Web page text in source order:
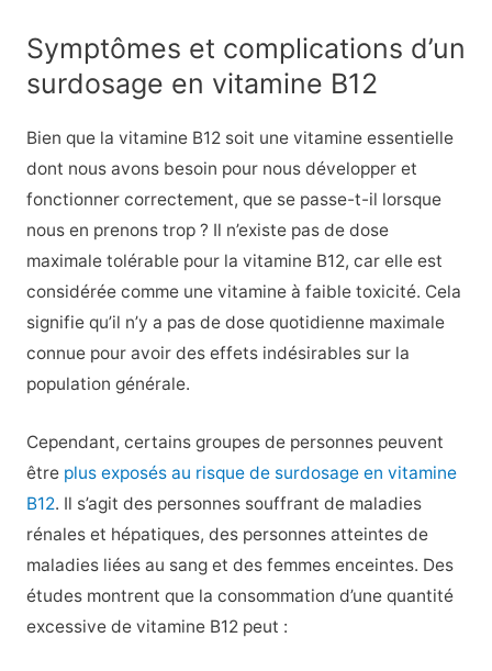
Symptômes et complications d’un
surdosage en vitamine B12
Bien que la vitamine B12 soit une vitamine essentielle
dont nous avons besoin pour nous développer et
fonctionner correctement, que se passe-t-il lorsque
nous en prenons trop ? Il n’existe pas de dose
maximale tolérable pour la vitamine B12, car elle est
considérée comme une vitamine à faible toxicité. Cela
signifie qu’il n’y a pas de dose quotidienne maximale
connue pour avoir des effets indésirables sur la
population générale.
Cependant, certains groupes de personnes peuvent
être plus exposés au risque de surdosage en vitamine
B12. Il s’agit des personnes souffrant de maladies
rénales et hépatiques, des personnes atteintes de
maladies liées au sang et des femmes enceintes. Des
études montrent que la consommation d’une quantité
excessive de vitamine B12 peut :